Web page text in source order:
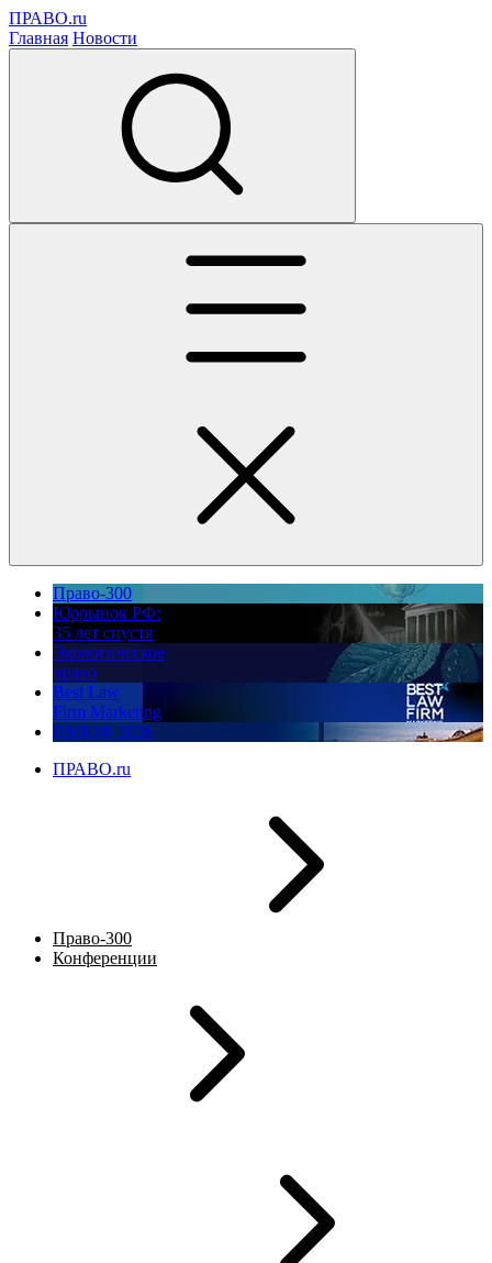
ПРАВО.ru
Главная Новости
Право-300
Юррынок РФ:
35 лет спустя
Экологическое
право
Best Law
Firm Marketing
ПМЮФ 2026
ПРАВО.ru
Право-300
Конференции